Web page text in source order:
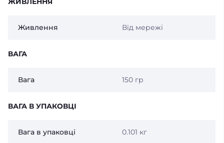
Живлення Від мережі
ВАГА
Вага 150 гр
ВАГА В УПАКОВЦІ
Вага в упаковці 0.101 кг